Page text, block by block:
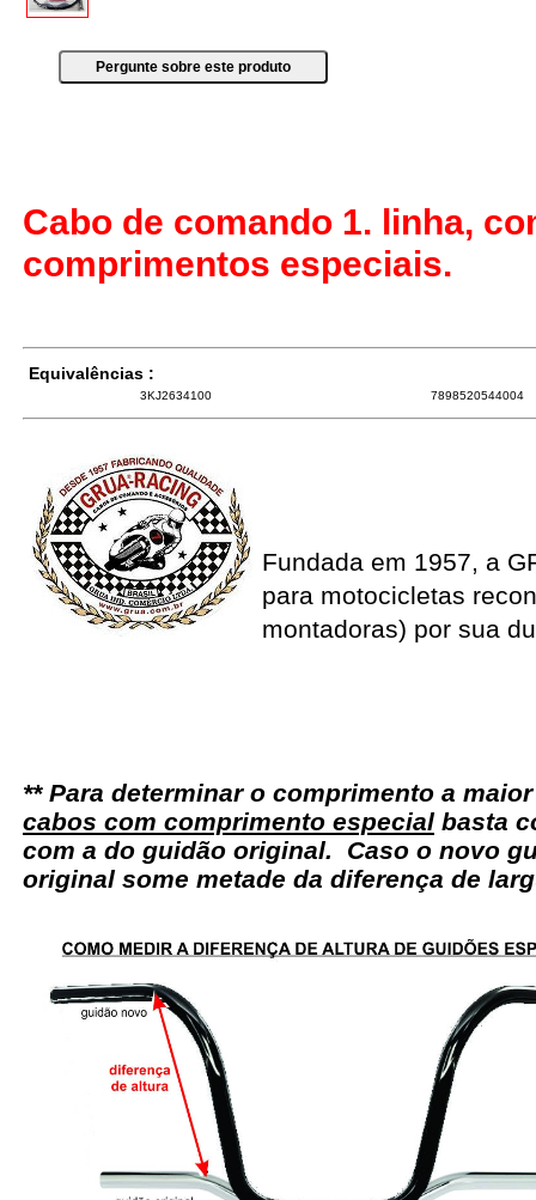
Cabo de comando 1. linha,
comprimentos especiais.
Equivalências :
3KJ2634100 7898520544004
Fundada em 1957, a
para motocicletas
montadoras) por sua
** Para determinar o comprimento a
cabos com comprimento especial basta
com a do guidão original. Caso o novo
original some metade da diferença de